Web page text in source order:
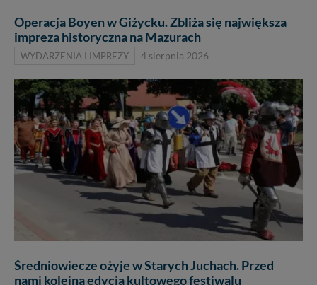
Operacja Boyen w Giżycku. Zbliża się największa
impreza historyczna na Mazurach
WYDARZENIA I IMPREZY 4 sierpnia 2026
Średniowiecze ożyje w Starych Juchach. Przed
nami kolejna edycja kultowego festiwalu